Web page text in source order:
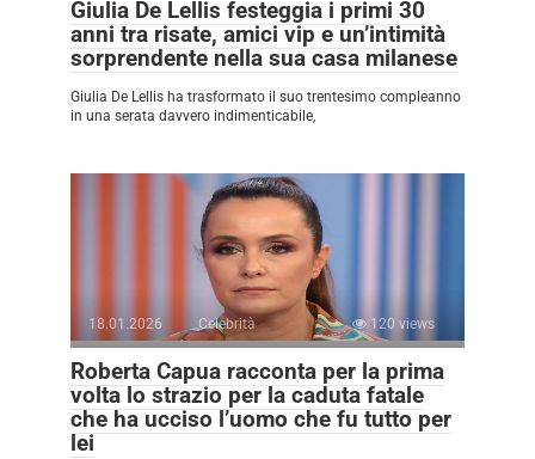
Giulia De Lellis festeggia i primi 30
anni tra risate, amici vip e un’intimità
sorprendente nella sua casa milanese
Giulia De Lellis ha trasformato il suo trentesimo compleanno
in una serata davvero indimenticabile,
18.01.2026 Celebrità 120 views
Roberta Capua racconta per la prima
volta lo strazio per la caduta fatale
che ha ucciso l’uomo che fu tutto per
lei